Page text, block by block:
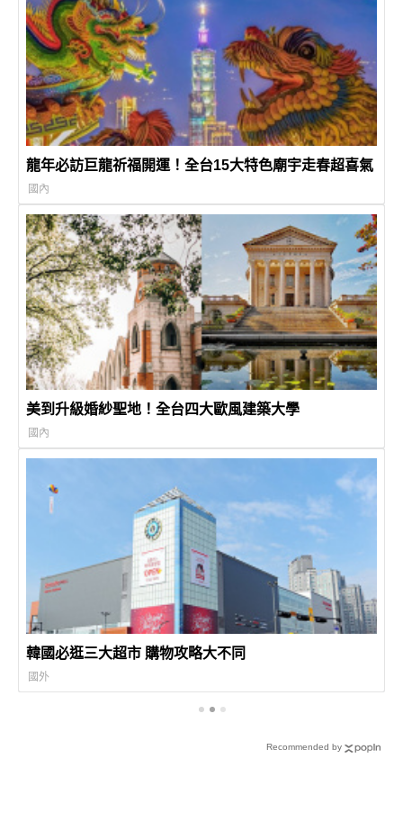
龍年必訪巨龍祈福開運！全台15大特色廟宇走春超喜氣
國內
美到升級婚紗聖地！全台四大歐風建築大學
國內
韓國必逛三大超市 購物攻略大不同
國外
Recommended by